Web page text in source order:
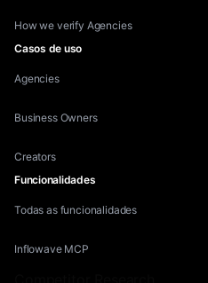
How we verify Agencies
Casos de uso
Agencies
Business Owners
Creators
Funcionalidades
Todas as funcionalidades
Inflowave MCP